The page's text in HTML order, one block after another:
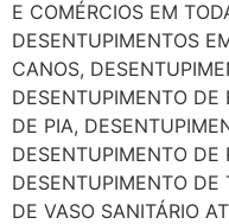
E COMÉRCIOS EM
DESENTUPIMENTOS
CANOS,
DESENTUPIMENTO DE
DE PIA,
DESENTUPIMENTO DE
DESENTUPIMENTO DE
DE VASO SANITÁRIO